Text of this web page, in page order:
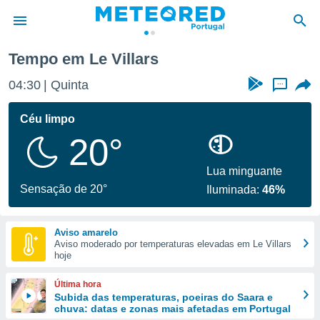
da
foi
fornecidas
a este
das
e
forma
digital
Tempo em Le Villars
04:30 Quinta ...
Céu limpo
20°
Sensação de 20°
Lua minguante
Iluminada:46%
Aviso amarelo
Aviso moderado por temperaturas elevadas em Le Villars
hoje
Última hora
Subida das temperaturas, poeiras do Saara e
chuva: datas e zonas mais afetadas em Portugal